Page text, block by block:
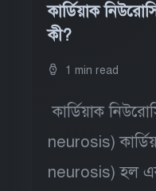
কার্ডিয়াক
কী?
1 min read
কার্ডিয়াক
neurosis)
neurosis) হল